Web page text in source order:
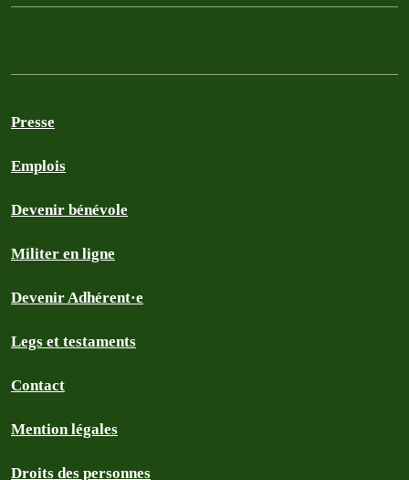
Presse
Emplois
Devenir bénévole
Militer en ligne
Devenir Adhérent·e
Legs et testaments
Contact
Mention légales
Droits des personnes